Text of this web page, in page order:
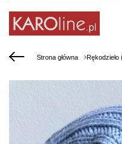
Strona główna Rękodzieło